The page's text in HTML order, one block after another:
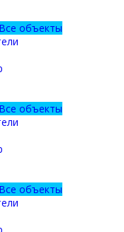
Все объекты
Все объекты
Все объекты